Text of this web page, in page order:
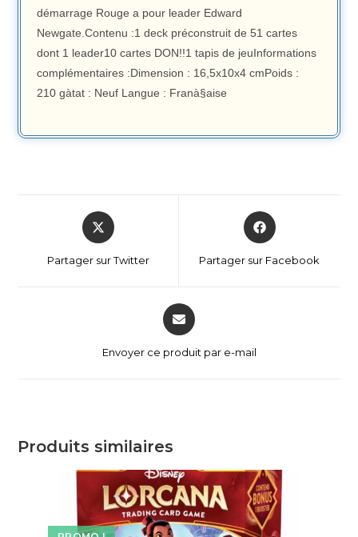
démarrage Rouge a pour leader Edward
Newgate.Contenu :1 deck préconstruit de 51 cartes
dont 1 leader10 cartes DON!!1 tapis de jeuInformations
complémentaires :Dimension : 16,5x10x4 cmPoids :
210 gàtat : Neuf Langue : Franà§aise
Partager sur Twitter Partager sur Facebook
Envoyer ce produit par e-mail
Produits similaires